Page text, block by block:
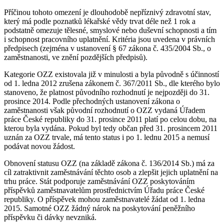
Příčinou tohoto omezení je dlouhodobě nepříznivý zdravotní stav,
který má podle poznatků lékařské vědy trvat déle než 1 rok a
podstatně omezuje tělesné, smyslové nebo duševní schopnosti a tím
i schopnost pracovního uplatnění. Kritéria jsou uvedena v právních
předpisech (zejména v ustanovení § 67 zákona č. 435/2004 Sb., o
zaměstnanosti, ve znění pozdějších předpisů).
Kategorie OZZ existovala již v minulosti a byla původně s účinností
od 1. ledna 2012 zrušena zákonem č. 367/2011 Sb., dle kterého bylo
stanoveno, že platnost původního rozhodnutí je nejpozději do 31.
prosince 2014. Podle přechodných ustanovení zákona o
zaměstnanosti však původní rozhodnutí o OZZ vydaná Úřadem
práce České republiky do 31. prosince 2011 platí po celou dobu, na
kterou byla vydána. Pokud byl tedy občan před 31. prosincem 2011
uznán za OZZ trvale, má tento status i po 1. lednu 2015 a nemusí
podávat novou žádost.
Obnovení statusu OZZ (na základě zákona č. 136/2014 Sb.) má za
cíl zatraktivnit zaměstnávání těchto osob a zlepšit jejich uplatnění na
trhu práce. Stát podporuje zaměstnávání OZZ poskytováním
příspěvků zaměstnavatelům prostřednictvím Úřadu práce České
republiky. O příspěvek mohou zaměstnavatelé žádat od 1. ledna
2015. Samotné OZZ žádný nárok na poskytování peněžního
příspěvku či dávky nevzniká.